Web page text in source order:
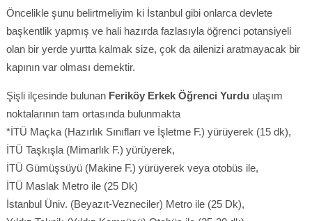
Öncelikle şunu belirtmeliyim ki İstanbul gibi onlarca devlete
başkentlik yapmış ve hali hazırda fazlasıyla öğrenci potansiyeli
olan bir yerde yurtta kalmak size, çok da ailenizi aratmayacak bir
kapının var olması demektir.
Şişli ilçesinde bulunan Feriköy Erkek Öğrenci Yurdu ulaşım
noktalarının tam ortasında bulunmakta
*İTÜ Maçka (Hazırlık Sınıfları ve İşletme F.) yürüyerek (15 dk),
İTÜ Taşkışla (Mimarlık F.) yürüyerek,
İTÜ Gümüşsüyü (Makine F.) yürüyerek veya otobüs ile,
İTÜ Maslak Metro ile (25 Dk)
İstanbul Üniv. (Beyazıt-Vezneciler) Metro ile (25 Dk),